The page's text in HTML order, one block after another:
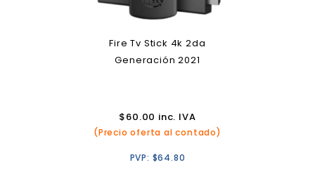
Fire Tv Stick 4k 2da
Generación 2021
$60.00 inc. IVA
(Precio oferta al contado)
PVP: $64.80